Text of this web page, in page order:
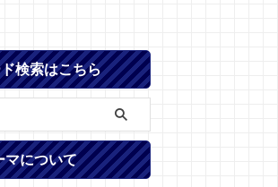
検索はこちら
について